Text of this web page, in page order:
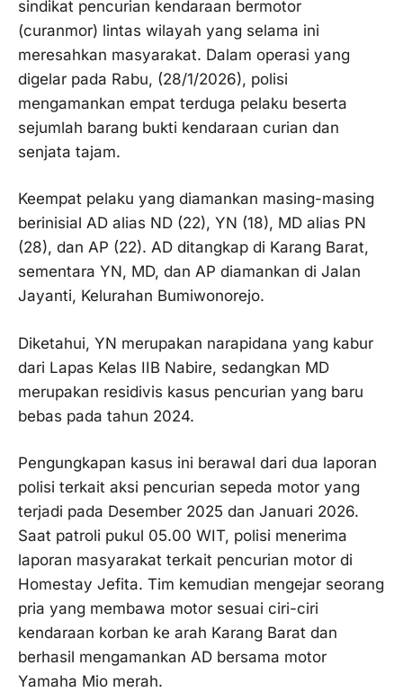
sindikat pencurian kendaraan bermotor
(curanmor) lintas wilayah yang selama ini
meresahkan masyarakat. Dalam operasi yang
digelar pada Rabu, (28/1/2026), polisi
mengamankan empat terduga pelaku beserta
sejumlah barang bukti kendaraan curian dan
senjata tajam.
Keempat pelaku yang diamankan masing-masing
berinisial AD alias ND (22), YN (18), MD alias PN
(28), dan AP (22). AD ditangkap di Karang Barat,
sementara YN, MD, dan AP diamankan di Jalan
Jayanti, Kelurahan Bumiwonorejo.
Diketahui, YN merupakan narapidana yang kabur
dari Lapas Kelas IIB Nabire, sedangkan MD
merupakan residivis kasus pencurian yang baru
bebas pada tahun 2024.
Pengungkapan kasus ini berawal dari dua laporan
polisi terkait aksi pencurian sepeda motor yang
terjadi pada Desember 2025 dan Januari 2026.
Saat patroli pukul 05.00 WIT, polisi menerima
laporan masyarakat terkait pencurian motor di
Homestay Jefita. Tim kemudian mengejar seorang
pria yang membawa motor sesuai ciri-ciri
kendaraan korban ke arah Karang Barat dan
berhasil mengamankan AD bersama motor
Yamaha Mio merah.